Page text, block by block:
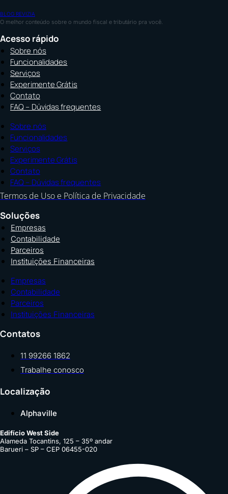
BLOG REVIZIA
O melhor conteúdo sobre o mundo fiscal e tributário pra você.
Acesso rápido
Sobre nós
Funcionalidades
Serviços
Experimente Grátis
Contato
FAQ – Dúvidas frequentes
Sobre nós
Funcionalidades
Serviços
Experimente Grátis
Contato
FAQ – Dúvidas frequentes
Termos de Uso e Política de Privacidade
Soluções
Empresas
Contabilidade
Parceiros
Instituições Financeiras
Empresas
Contabilidade
Parceiros
Instituições Financeiras
Contatos
11 99266 1862
Trabalhe conosco
Localização
Alphaville
Edifício West Side
Alameda Tocantins, 125 – 35º andar
Barueri – SP – CEP 06455-020